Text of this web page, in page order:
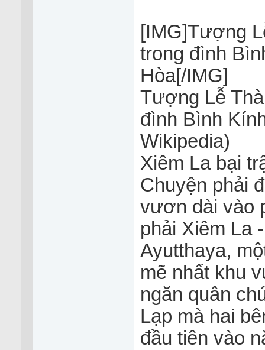
[IMG]Tượng
trong đình
Hòa[/IMG]
Tượng Lễ
đình Bình
Wikipedia)
Xiêm La bại
Chuyện phải
vươn dài vào
phải Xiêm La
Ayutthaya,
mẽ nhất khu
ngăn quân
Lạp mà hai
đầu tiên vào